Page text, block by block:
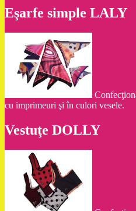
Eşarfe simple LALY
cu imprimeuri şi în culori vesele.
Vestuţe DOLLY